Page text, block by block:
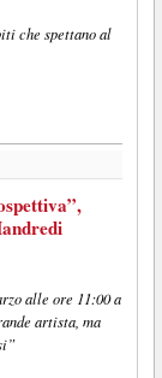
che spettano al
alle ore 11:00 a
artista, ma